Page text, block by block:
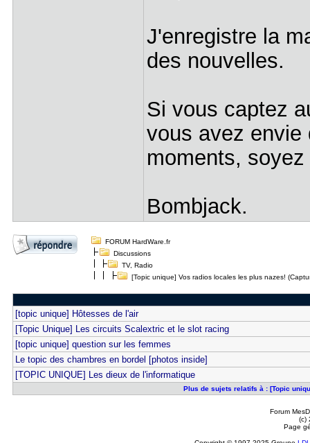
J'enregistre la
des nouvelles.
Si vous captez
vous avez envie
moments,
Bombjack.
FORUM HardWare.fr
Discussions
TV, Radio
[Topic unique] Vos radios locales les plus nazes!
[topic unique] Hôtesses de l'air
[Topic Unique] Les circuits Scalextric et le slot racing
[topic unique] question sur les femmes
Le topic des chambres en bordel [photos inside]
[TOPIC UNIQUE] Les dieux de l'informatique
Plus de sujets relatifs à : [Topic
Forum
(c)
Page